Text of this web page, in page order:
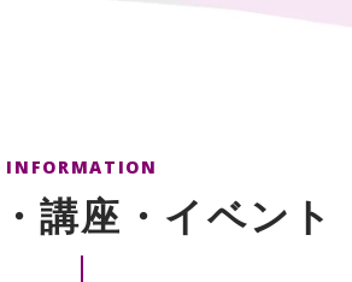
INFORMATION
講座・イベント